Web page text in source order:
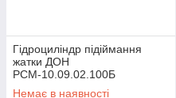
Гідроциліндр підіймання
жатки ДОН
РСМ-10.09.02.100Б
Немає в наявності